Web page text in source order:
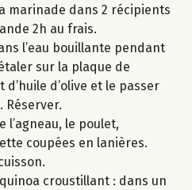
marinade dans 2 récipients
2h au frais.
l’eau bouillante pendant
sur la plaque de
d’olive et le passer
Réserver.
l’agneau, le poulet,
coupées en lanières.
croustillant : dans un